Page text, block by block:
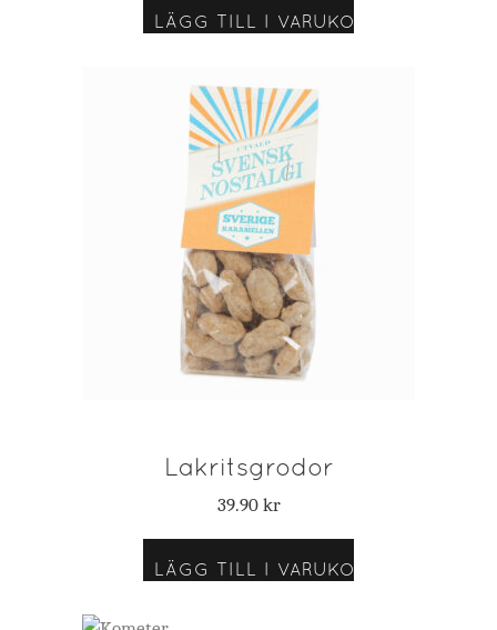
LÄGG TILL I VARUKORG
LÄGG TILL I VARUKORG
Lakritsgrodor
39.90 kr